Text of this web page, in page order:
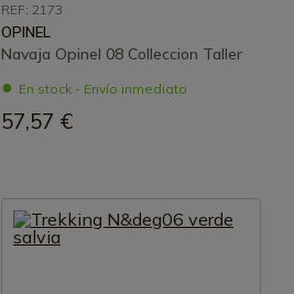
REF: 2173
OPINEL
Navaja Opinel 08 Colleccion Taller
En stock - Envío inmediato
57,57 €